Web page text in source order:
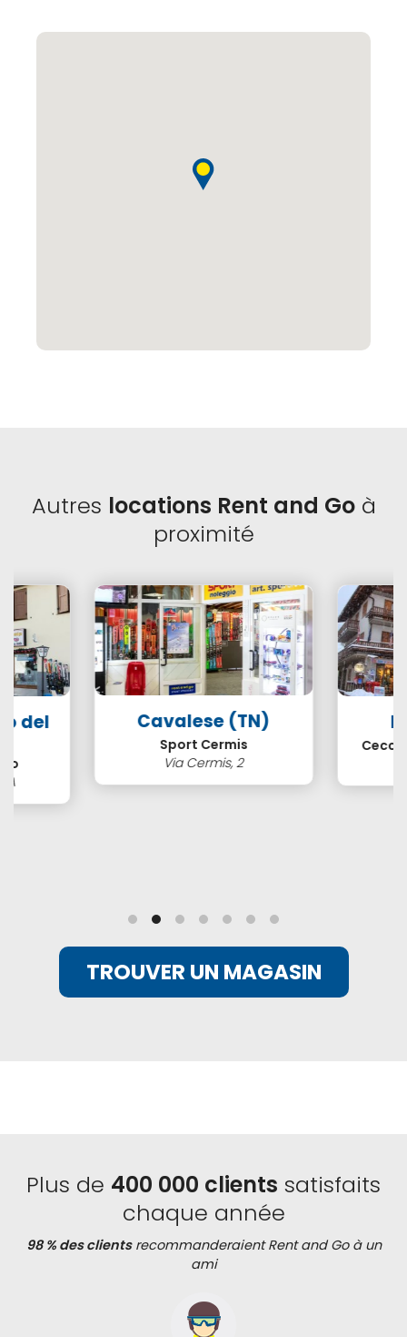
Autres locations Rent and Goà
proximité
del
A
Cavalese (TN)
Sport Cermis
Via Cermis, 2
TROUVER UN MAGASIN
Plus de 400 000 clients satisfaits
chaque année
98 % des clientsrecommanderaient Rent and Go à un
ami